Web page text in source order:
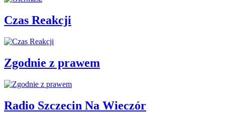
Czas Reakcji
Zgodnie z prawem
Radio Szczecin Na Wieczór